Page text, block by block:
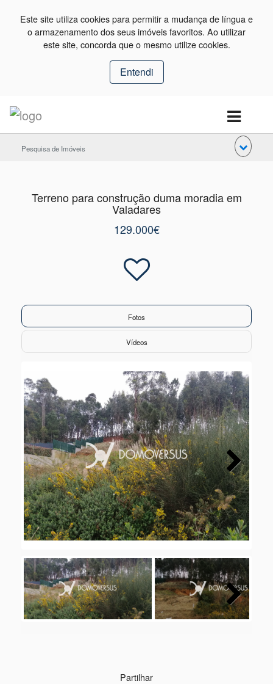
Este site utiliza cookies para permitir a mudança de língua e
o armazenamento dos seus imóveis favoritos. Ao utilizar
este site, concorda que o mesmo utilize cookies.
Entendi
Pesquisa de Imóveis
Terreno para construção duma moradia em
Valadares
129.000€
Fotos
Vídeos
Next
Next
Partilhar